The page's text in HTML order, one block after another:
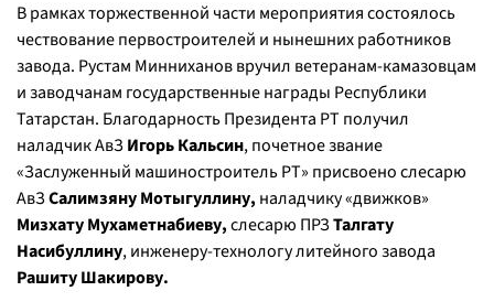
В рамках торжественной части мероприятия состоялось
чествование первостроителей и нынешних работников
завода. Рустам Минниханов вручил ветеранам-камазовцам
и заводчанам государственные награды Республики
Татарстан. Благодарность Президента РТ получил
наладчик АвЗИгорь Кальсин, почетное звание
«Заслуженный машиностроитель РТ» присвоено слесарю
АвЗСалимзяну Мотыгуллину, наладчику «движков»
Мизхату Мухаметнабиеву,слесарю ПРЗТалгату
Насибуллину, инженеру-технологу литейного завода
Рашиту Шакирову.